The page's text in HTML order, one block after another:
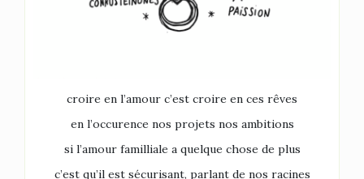
croire en l’amour c’est croire en ces rêves
en l’occurence nos projets nos ambitions
si l’amour familliale a quelque chose de plus
c’est qu’il est sécurisant, parlant de nos racines